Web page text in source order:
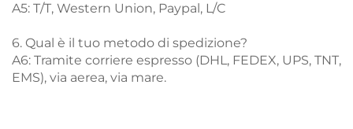
A5: T/T, Western Union, Paypal, L/C
6. Qual è il tuo metodo di spedizione?
A6: Tramite corriere espresso (DHL, FEDEX, UPS, TNT,
EMS), via aerea, via mare.